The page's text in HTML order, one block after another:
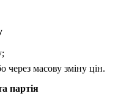
через масову зміну цін.
партія